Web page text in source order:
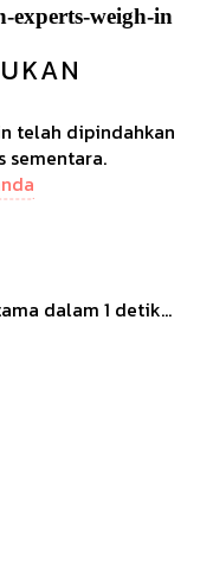
experts-weigh-in
telah dipindahkan
sementara.
dalam 1 detik...